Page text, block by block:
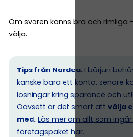
Om svaren känns bra och rimliga
välja.
Tips från Nordea: I början
kanske bara ett konto, senare
lösningar kring sparande och
Oavsett är det smart att välja
med. Läs mer om allt som ingår
företagspaket här.